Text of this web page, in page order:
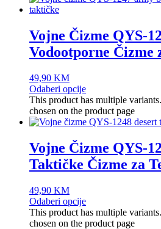
Vojne Čizme QYS-
Vodootporne Čizme
49,90 KM
Odaberi opcije
This product has multiple
chosen on the product page
Vojne Čizme QYS-
Taktičke Čizme za
49,90 KM
Odaberi opcije
This product has multiple
chosen on the product page